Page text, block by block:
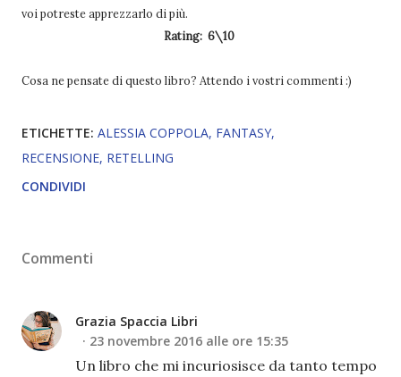
voi potreste apprezzarlo di più.
Rating: 6\10
Cosa ne pensate di questo libro? Attendo i vostri commenti :)
ETICHETTE: ALESSIA COPPOLA FANTASY
RECENSIONE RETELLING
CONDIVIDI
Commenti
Grazia Spaccia Libri
23 novembre 2016 alle ore 15:35
Un libro che mi incuriosisce da tanto tempo